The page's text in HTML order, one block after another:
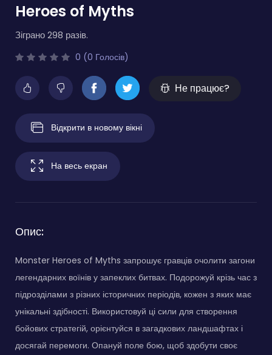
Heroes of Myths
Зіграно 298 разів.
0 (0 Голосів)
Не працює?
Відкрити в новому вікні
На весь екран
Опис:
Monster Heroes of Myths запрошує гравців очолити загони
легендарних воїнів у запеклих битвах. Подорожуй крізь час з
підрозділами з різних історичних періодів, кожен з яких має
унікальні здібності. Використовуй ці сили для створення
бойових стратегій, орієнтуйся в загадкових ландшафтах і
досягай перемоги. Опануй поле бою, щоб здобути своє